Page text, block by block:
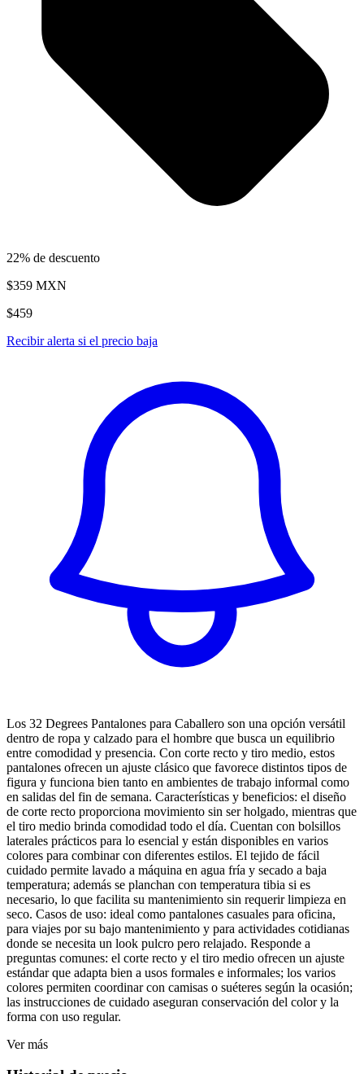
22% de descuento
$359 MXN
$459
Recibir alerta si el precio baja
Los 32 Degrees Pantalones para Caballero son una opción versátil
dentro de ropa y calzado para el hombre que busca un equilibrio
entre comodidad y presencia. Con corte recto y tiro medio, estos
pantalones ofrecen un ajuste clásico que favorece distintos tipos de
figura y funciona bien tanto en ambientes de trabajo informal como
en salidas del fin de semana. Características y beneficios: el diseño
de corte recto proporciona movimiento sin ser holgado, mientras que
el tiro medio brinda comodidad todo el día. Cuentan con bolsillos
laterales prácticos para lo esencial y están disponibles en varios
colores para combinar con diferentes estilos. El tejido de fácil
cuidado permite lavado a máquina en agua fría y secado a baja
temperatura; además se planchan con temperatura tibia si es
necesario, lo que facilita su mantenimiento sin requerir limpieza en
seco. Casos de uso: ideal como pantalones casuales para oficina,
para viajes por su bajo mantenimiento y para actividades cotidianas
donde se necesita un look pulcro pero relajado. Responde a
preguntas comunes: el corte recto y el tiro medio ofrecen un ajuste
estándar que adapta bien a usos formales e informales; los varios
colores permiten coordinar con camisas o suéteres según la ocasión;
las instrucciones de cuidado aseguran conservación del color y la
forma con uso regular.
Ver más